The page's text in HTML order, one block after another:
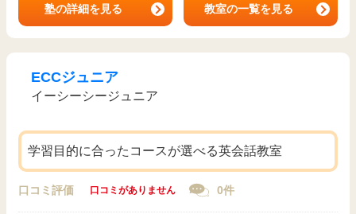
塾の詳細を見る 教室の一覧を見る
ECCジュニア
イーシーシージュニア
学習目的に合ったコースが選べる英会話教室
口コミ評価 口コミがありません 0件